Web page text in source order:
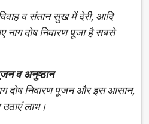
व संतान सुख में देरी, आदि
नाग दोष निवारण पूजा है सबसे
व अनुष्ठान
दोष निवारण पूजन और इस आसान,
लाभ।